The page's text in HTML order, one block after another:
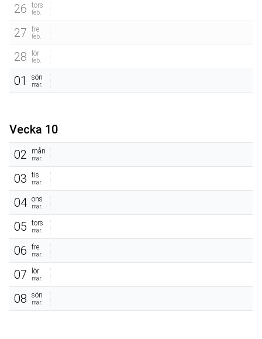
26 tors
feb.
27 fre
feb.
28 lör
feb.
01 sön
mar.
Vecka 10
02
mån
mar.
03 tis
mar.
04 ons
mar.
05 tors
mar.
06 fre
mar.
07 lör
mar.
08 sön
mar.